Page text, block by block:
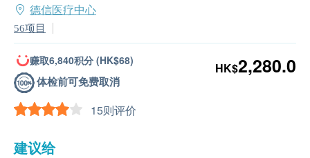
德信医疗中心
56项目
赚取6,840积分 (HK$68)
体检前可免费取消
15则评价
HK$2,280.0
建议给